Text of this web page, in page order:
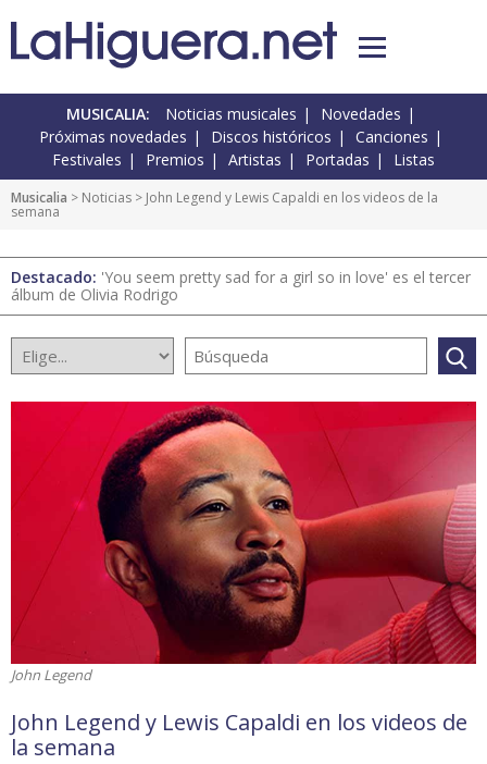
MUSICALIA: Noticias musicales
Novedades
Próximas novedades
Discos históricos
Canciones
Festivales
Premios Artistas Portadas Listas
Musicalia > Noticias > John Legend y Lewis Capaldi en los videos de la
semana
Destacado: 'You seem pretty sad for a girl so in love' es el tercer
álbum de Olivia Rodrigo
John Legend
John Legend y Lewis Capaldi en los videos de
la semana